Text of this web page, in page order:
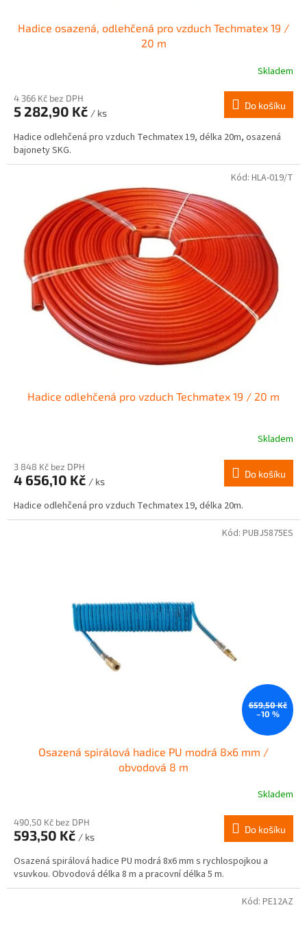
Hadice osazená, odlehčená pro vzduch Techmatex 19 /
20 m
Skladem
4 366 Kč bez DPH
5 282,90 Kč / ks
Do košíku
Hadice odlehčená pro vzduch Techmatex 19, délka 20m, osazená
bajonety SKG.
Hadice odlehčená pro vzduch Techmatex 19 / 20 m
Skladem
3 848 Kč bez DPH
4 656,10 Kč / ks
Do košíku
Hadice odlehčená pro vzduch Techmatex 19, délka 20m.
Kód: HLA-019/T
659,50 Kč
–10 %
Osazená spirálová hadice PU modrá 8x6 mm /
obvodová 8 m
Skladem
490,50 Kč bez DPH
593,50 Kč / ks
Do košíku
Osazená spirálová hadice PU modrá 8x6 mm s rychlospojkou a
vsuvkou. Obvodová délka 8 m a pracovní délka 5 m.
Kód: PUBJ5875ES
Kód: PE12AZ